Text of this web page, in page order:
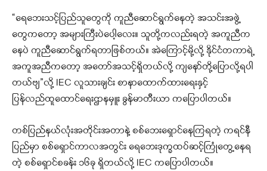
“ရေဘေးသင့်ပြည်သူတွေကို ကူညီဆောင်ရွက်နေတဲ့ အသင်းအဖွဲ့
တွေကတော့ အများကြီးပဲပေါ့လေး။ သူတို့ကလည်းရတဲ့ အကူညီက
နေပဲ ကူညီဆောင်ရွက်ရတာဖြစ်တယ်။ အဲကြောင့်မို့လို့ နိုင်ငံတကာရဲ့
အကူအညီကတော့ အတော်အသင့်ရှိတယ်လို့ ကျနော်တို့ပြောလို့ရပါ
တယ်ဗျ”လို့ IEC လူသားချင်း စာနာထောက်ထားရေးနှင့်
ပြန်လည်ထူထောင်ရေးဌာနမှူး ခွန်မာတီးယာ ကပြောပါတယ်။
တစ်ပြည်နယ်လုံးအတိုင်းအတာနဲ့ စစ်ဘေးရှောင်နေကြရတဲ့ ကရင်နီ
ပြည်မှာ စစ်ရှောင်ကာလအတွင်း ရေဘေးဒုက္ခထပ်ဆင့်ကြုံတွေ့နေရ
တဲ့ စစ်ရှောင်စခန်း ၁၆ခု ရှိတယ်လို့ IEC ကပြောပါတယ်။